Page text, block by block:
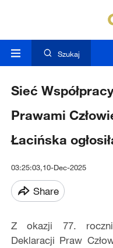
Szukaj
Sieć
Prawami
Łacińska
03:25:03,10-Dec-2025
Share
Z okazji 77.
Deklaracji Praw